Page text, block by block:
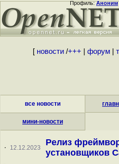
Профиль:Аноним
[ новости/+++ форум|
все новости
мини-новости
· 12.12.2023
Релиз
установщиков